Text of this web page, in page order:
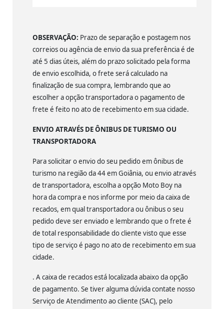
OBSERVAÇÃO: Prazo de separação e postagem nos
correios ou agência de envio da sua preferência é de
até 5 dias úteis, além do prazo solicitado pela forma
de envio escolhida, o frete será calculado na
finalização de sua compra, lembrando que ao
escolher a opção transportadora o pagamento de
frete é feito no ato de recebimento em sua cidade.
ENVIO ATRAVÉS DE ÔNIBUS DE TURISMO OU
TRANSPORTADORA
Para solicitar o envio do seu pedido em ônibus de
turismo na região da 44 em Goiânia, ou envio através
de transportadora, escolha a opção Moto Boy na
hora da compra e nos informe por meio da caixa de
recados, em qual transportadora ou ônibus o seu
pedido deve ser enviado e lembrando que o frete é
de total responsabilidade do cliente visto que esse
tipo de serviço é pago no ato de recebimento em sua
cidade.
. A caixa de recados está localizada abaixo da opção
de pagamento. Se tiver alguma dúvida contate nosso
Serviço de Atendimento ao cliente (SAC), pelo